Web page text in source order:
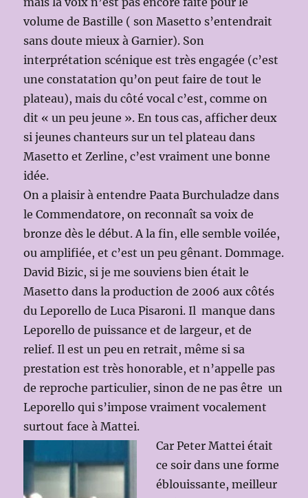
volume de Bastille ( son Masetto s’entendrait
sans doute mieux à Garnier). Son
interprétation scénique est très engagée (c’est
une constatation qu’on peut faire de tout le
plateau), mais du côté vocal c’est, comme on
dit « un peu jeune ». En tous cas, afficher deux
si jeunes chanteurs sur un tel plateau dans
Masetto et Zerline, c’est vraiment une bonne
idée.
On a plaisir à entendre Paata Burchuladze dans
le Commendatore, on reconnaît sa voix de
bronze dès le début. A la fin, elle semble voilée,
ou amplifiée, et c’est un peu gênant. Dommage.
David Bizic, si je me souviens bien était le
Masetto dans la production de 2006 aux côtés
du Leporello de Luca Pisaroni. Il manque dans
Leporello de puissance et de largeur, et de
relief. Il est un peu en retrait, même si sa
prestation est très honorable, et n’appelle pas
de reproche particulier, sinon de ne pas être un
Leporello qui s’impose vraiment vocalement
surtout face à Mattei.
Car Peter Mattei était
ce soir dans une forme
éblouissante, meilleur